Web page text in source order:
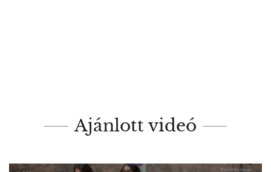
Ajánlott videó